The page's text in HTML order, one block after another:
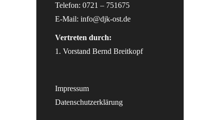
Telefon: 0721 – 751675
E-Mail: info@djk-ost.de
Vertreten durch:
1. Vorstand Bernd Breitkopf
Impressum
Datenschutzerklärung